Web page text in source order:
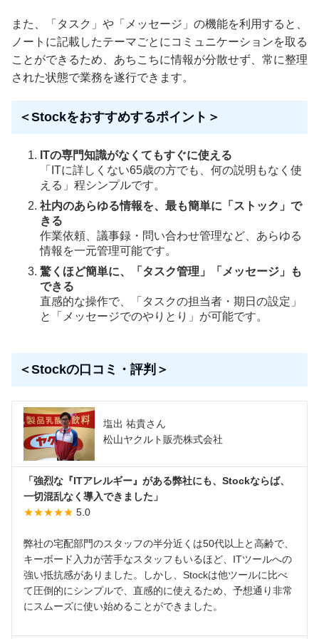
また、「タスク」や「メッセージ」の機能を利用すると、
ノートに記載したテーマごとにコミュニケーションを取る
ことができるため、あちこちに情報が分散せず、常に整理
された状態で業務を遂行できます。
＜Stockをおすすめするポイント＞
ITの専門知識がなくてもすぐに使える
「ITに詳しくない65歳の方でも、何の説明もなく使
える」程シンプルです。
社内のあらゆる情報を、最も簡単に「ストック」で
きる
作業依頼、議事録・問い合わせ管理など、あらゆる
情報を一元管理可能です。
驚くほど簡単に、「タスク管理」「メッセージ」も
できる
直感的な操作で、「タスクの担当者・期日の設定」
と「メッセージでのやりとり」が可能です。
＜Stockの口コミ・評判＞
塩出 祐貴さん
松山ヤクルト販売株式会社
「強烈な『ITアレルギー』がある弊社にも、Stockならば、
一切混乱なく導入できました」
★★★★★ 5.0
弊社の宅配部門のスタッフの半分近くは50代以上と高齢で、
キーボード入力が苦手なスタッフもいるほど、ITツールへの
強い抵抗感がありました。しかし、Stockは他ツールに比べ
て圧倒的にシンプルで、直感的に使えるため、予想通り非常
にスムーズに使い始めることができました。